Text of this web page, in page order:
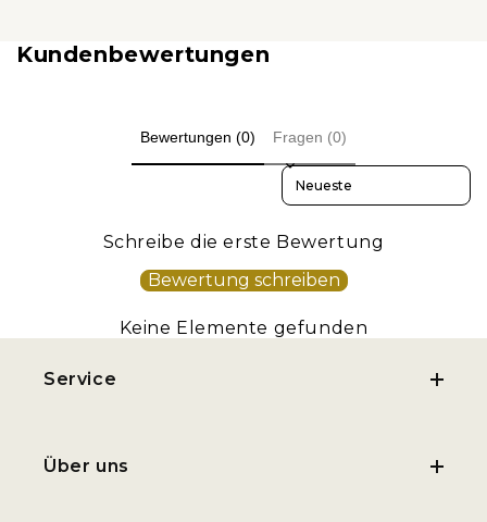
Kundenbewertungen
Bewertungen (0) Fragen (0)
Sort reviews by
Schreibe die erste Bewertung
Bewertung schreiben
Keine Elemente gefunden
Service
Über uns